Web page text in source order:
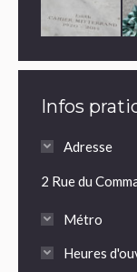
Infos
Adresse
2 Rue du
Métro
Heures